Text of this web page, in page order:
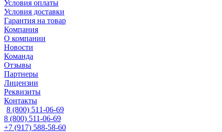
Условия оплаты
Условия доставки
Гарантия на товар
Компания
О компании
Новости
Команда
Отзывы
Партнеры
Лицензии
Реквизиты
Контакты
8 (800) 511-06-69
8 (800) 511-06-69
+7 (917) 588-58-60